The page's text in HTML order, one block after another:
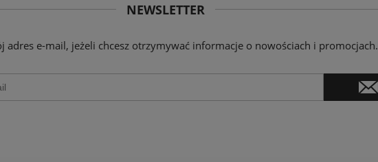
NEWSLETTER
adres e-mail, jeżeli chcesz otrzymywać informacje o nowościach i promocjach.